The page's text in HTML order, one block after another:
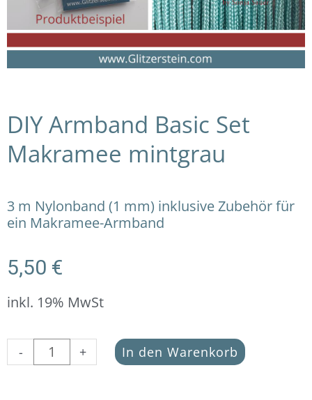
DIY Armband Basic Set
Makramee mintgrau
3 m Nylonband (1 mm) inklusive Zubehör für
ein Makramee-Armband
5,50 €
inkl. 19% MwSt
-
Armband
+ In den Warenkorb